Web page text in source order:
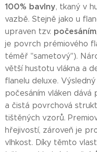
100% bavlny, tkaný v
vazbě. Stejně jako u
upraven tzv. počesáním
je povrch prémiového
téměř "sametový").
větší hustotu vlákna a
flanelu deluxe.
počesáním vláken
a čistá povrchová
tištěných vzorů.
hřejivostí, zároveň je
vlhkost. Díky těmto